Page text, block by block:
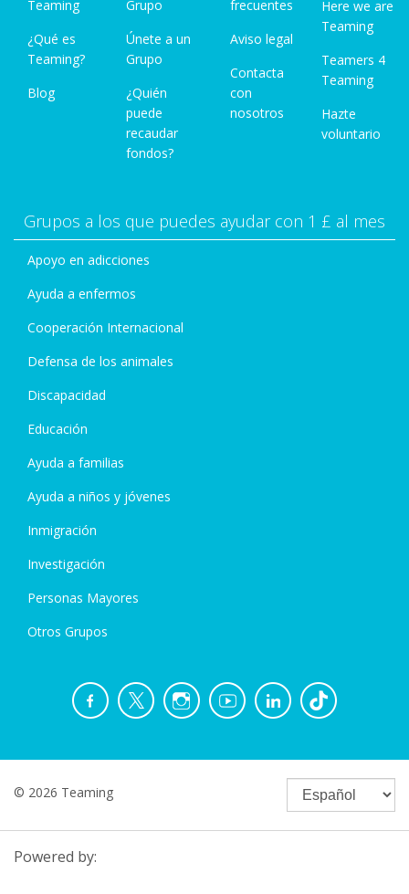
Teaming
¿Qué es
Teaming?
Blog
Grupo
Únete a un
Grupo
¿Quién
puede
recaudar
fondos?
frecuentes
Aviso legal
Contacta
con
nosotros
Here we are
Teaming
Teamers 4
Teaming
Hazte
voluntario
Grupos a los que puedes ayudar con 1 £ al mes
Apoyo en adicciones
Ayuda a enfermos
Cooperación Internacional
Defensa de los animales
Discapacidad
Educación
Ayuda a familias
Ayuda a niños y jóvenes
Inmigración
Investigación
Personas Mayores
Otros Grupos
© 2026 Teaming
Powered by: